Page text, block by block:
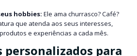
hobbies: Ele ama churrasco? Café?
que atenda aos seus interesses,
e experiências a cada mês.
personalizados para